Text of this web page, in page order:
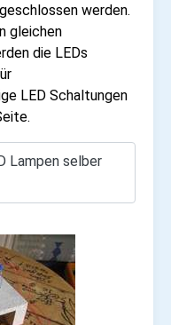
werden.
gleichen
die LEDs
LED Schaltungen
Lampen selber